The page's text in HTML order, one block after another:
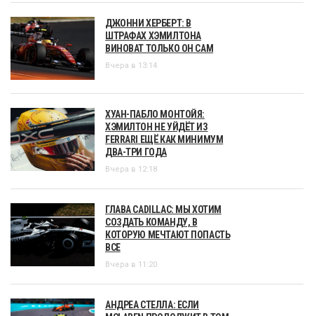
ДЖОННИ ХЕРБЕРТ: В
ШТРАФАХ ХЭМИЛТОНА
ВИНОВАТ ТОЛЬКО ОН САМ
Вчера в 13:14
ХУАН-ПАБЛО МОНТОЙЯ:
ХЭМИЛТОН НЕ УЙДЁТ ИЗ
FERRARI ЕЩЁ КАК МИНИМУМ
ДВА-ТРИ ГОДА
Вчера в 12:18
ГЛАВА CADILLAC: МЫ ХОТИМ
СОЗДАТЬ КОМАНДУ, В
КОТОРУЮ МЕЧТАЮТ ПОПАСТЬ
ВСЕ
Вчера в 11:20
АНДРЕА СТЕЛЛА: ЕСЛИ